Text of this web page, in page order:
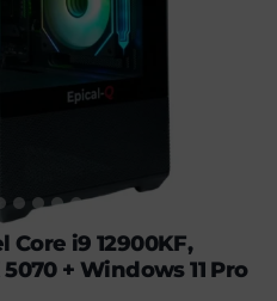
Core i9 12900KF,
+ Windows 11 Pro